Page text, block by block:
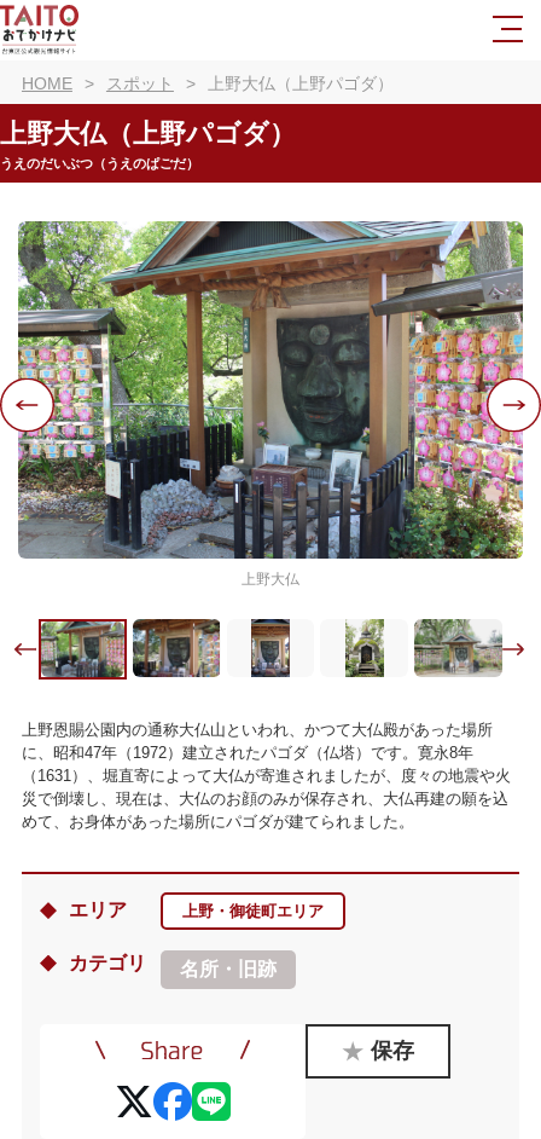
HOME スポット 上野大仏（上野パゴダ）
上野大仏（上野パゴダ）
うえのだいぶつ（うえのぱごだ）
上野大仏
上野恩賜公園内の通称大仏山といわれ、かつて大仏殿があった場所
に、昭和47年（1972）建立されたパゴダ（仏塔）です。寛永8年
（1631）、堀直寄によって大仏が寄進されましたが、度々の地震や火
災で倒壊し、現在は、大仏のお顔のみが保存され、大仏再建の願を込
めて、お身体があった場所にパゴダが建てられました。
エリア 上野・御徒町エリア
カテゴリ 名所・旧跡
保存